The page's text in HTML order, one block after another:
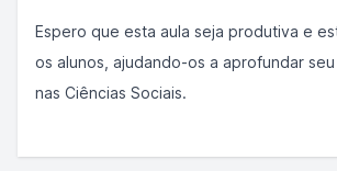
Espero que esta aula seja produtiva e
os alunos, ajudando-os a aprofundar
nas Ciências Sociais.